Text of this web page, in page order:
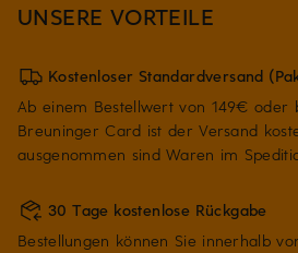
UNSERE VORTEILE
Kostenloser Standardversand
Ab einem Bestellwert von 149€ oder
Breuninger Card ist der Versand
ausgenommen sind Waren im
30 Tage kostenlose Rückgabe
Bestellungen können Sie innerhalb